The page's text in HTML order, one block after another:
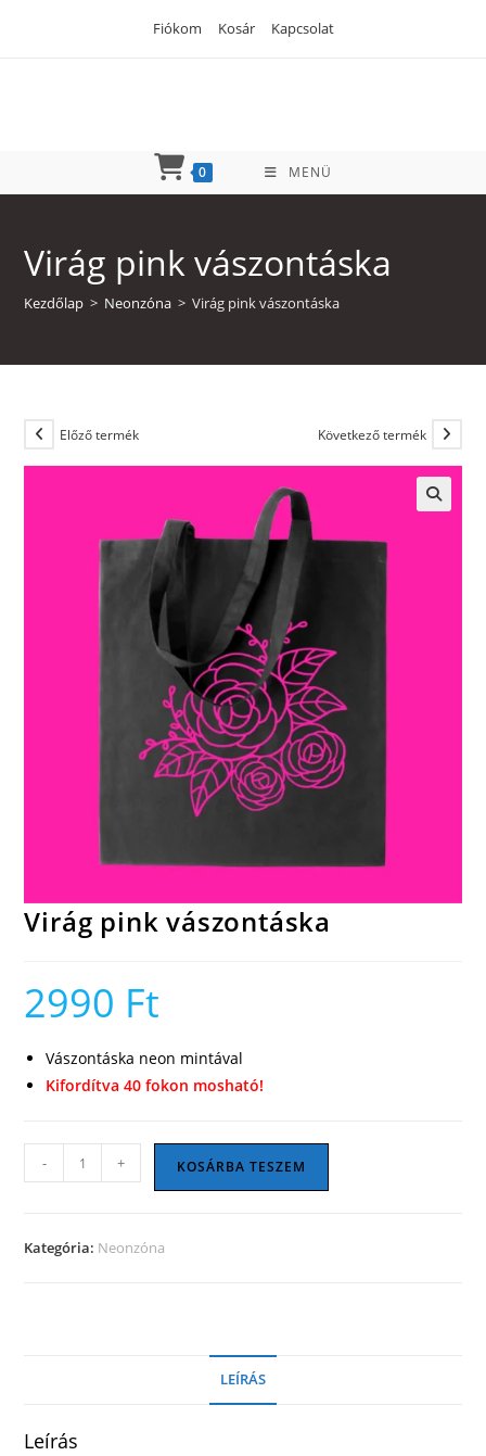
Fiókom Kosár Kapcsolat
0 MENÜ
Virág pink vászontáska
Kezdőlap > Neonzóna > Virág pink vászontáska
Előző termék Következő termék
Virág pink vászontáska
2990 Ft
Vászontáska neon mintával
Kifordítva 40 fokon mosható!
pink
mennyiség
- + KOSÁRBA TESZEM
Kategória: Neonzóna
LEÍRÁS
Leírás